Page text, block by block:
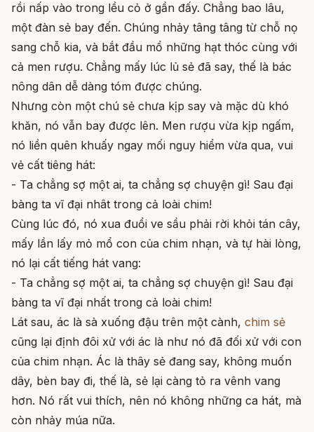
rồi nấp vào trong lều cỏ ở gần đấy. Chẳng bao lâu,
một đàn sẻ bay đến. Chúng nhảy tâng tâng từ chỗ nọ
sang chỗ kia, và bắt đầu mổ những hạt thóc cùng với
cả men rượu. Chẳng mấy lúc lủ sẻ đã say, thế là bác
nông dân dễ dàng tóm được chúng.
Nhưng còn một chú sẻ chưa kịp say và mặc dù khó
khăn, nó vẫn bay được lên. Men rượu vừa kịp ngấm,
nó liền quên khuấy ngay mối nguy hiểm vừa qua, vui
vẻ cất tiêng hát:
- Ta chẳng sợ một ai, ta chẳng sợ chuyện gì! Sau đại
bàng ta vĩ đại nhât trong cả loài chim!
Cùng lúc đó, nó xua đuổi ve sầu phải rời khỏi tán cây,
mấy lần lấy mỏ mổ con của chim nhạn, và tự hài lòng,
nó lại cất tiếng hát vang:
- Ta chẳng sợ một ai, ta chẳng sợ chuyện gì! Sau đại
bàng ta vĩ đại nhất trong cả loài chim!
Lát sau, ác là sà xuống đậu trên một cành, chim sẻ
cũng lại định đôi xử với ác là như nó đã đối xử với con
của chim nhạn. Ác là thây sẻ đang say, không muốn
dây, bèn bay đi, thế là, sẻ lại càng tỏ ra vênh vang
hơn. Nó rất vui thích, nên nó không những ca hát, mà
còn nhảy múa nữa.